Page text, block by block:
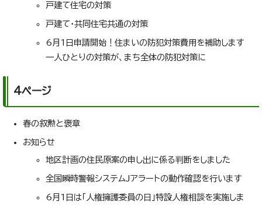
戸建て住宅の対策
戸建て・共同住宅共通の対策
6月1日申請開始！住まいの防犯対策費用を補助します
一人ひとりの対策が、まち全体の防犯対策に
4ページ
春の叙勲と褒章
お知らせ
地区計画の住民原案の申し出に係る判断をしました
全国瞬時警報システムJアラートの動作確認を行います
6月1日は「人権擁護委員の日」特設人権相談を実施しま